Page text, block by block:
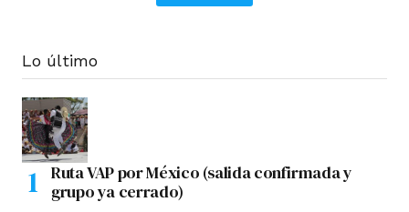
Lo último
Ruta VAP por México (salida confirmada y
grupo ya cerrado)